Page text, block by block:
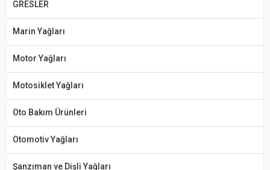
GRESLER
Marin Yağları
Motor Yağları
Motosiklet Yağları
Oto Bakım Ürünleri
Otomotiv Yağları
Şanzıman ve Dişli Yağları